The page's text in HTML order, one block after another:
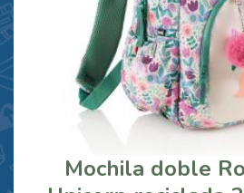
Mochila doble